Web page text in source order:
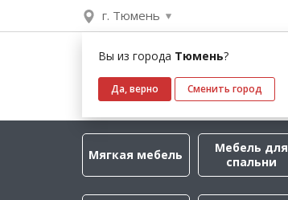
г. Тюмень
Вы из города Тюмень?
Да, верно Сменить город
Мягкая мебель
Мебель для
спальни